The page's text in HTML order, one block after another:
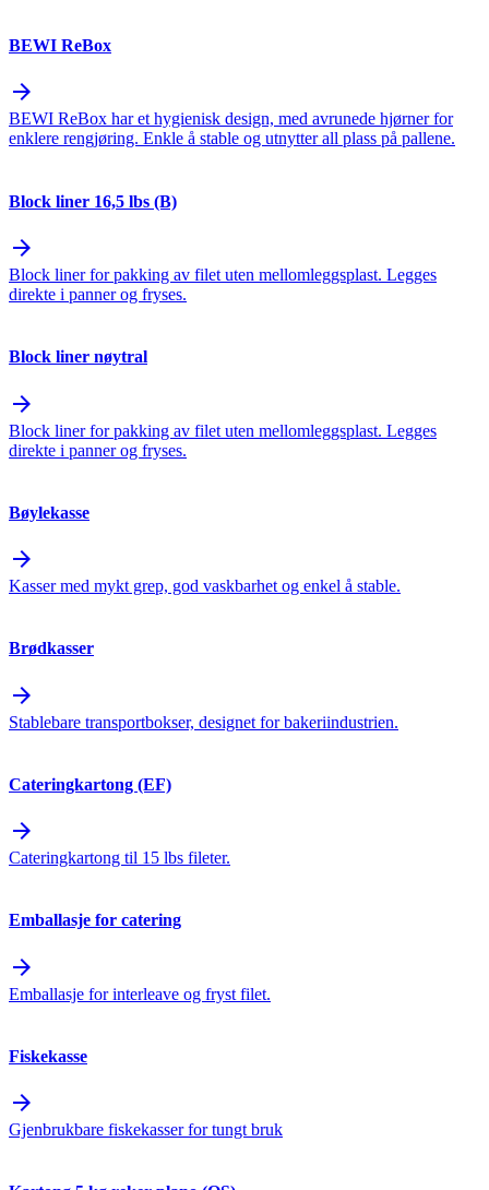
BEWI ReBox
arrow_forward
BEWI ReBox har et hygienisk design, med avrunede hjørner for
enklere rengjøring. Enkle å stable og utnytter all plass på pallene.
Block liner 16,5 lbs (B)
arrow_forward
Block liner for pakking av filet uten mellomleggsplast. Legges
direkte i panner og fryses.
Block liner nøytral
arrow_forward
Block liner for pakking av filet uten mellomleggsplast. Legges
direkte i panner og fryses.
Bøylekasse
arrow_forward
Kasser med mykt grep, god vaskbarhet og enkel å stable.
Brødkasser
arrow_forward
Stablebare transportbokser, designet for bakeriindustrien.
Cateringkartong (EF)
arrow_forward
Cateringkartong til 15 lbs fileter.
Emballasje for catering
arrow_forward
Emballasje for interleave og fryst filet.
Fiskekasse
arrow_forward
Gjenbrukbare fiskekasser for tungt bruk